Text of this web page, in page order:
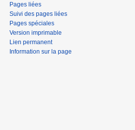
Pages liées
Suivi des pages liées
Pages spéciales
Version imprimable
Lien permanent
Information sur la page